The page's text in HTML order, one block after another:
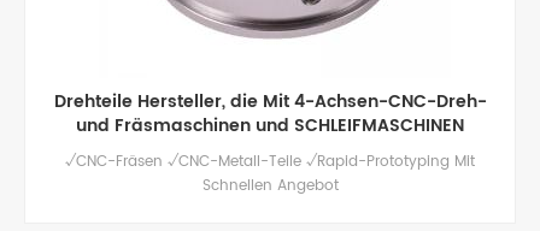
Kundenspezifische hochwertige CNC-Bearbeitung
von Aluminiumteilen
Hochqualitativer CNC-Frässervice für kundenspezifische
Aluminiumteile, poliert / eloxiert und andere